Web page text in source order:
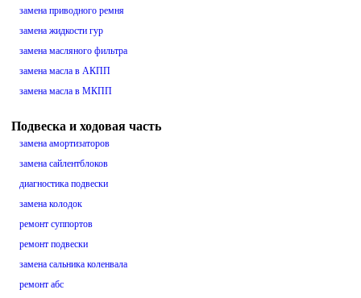
замена приводного ремня
замена жидкости гур
замена масляного фильтра
замена масла в АКПП
замена масла в МКПП
Подвеска и ходовая часть
замена амортизаторов
замена сайлентблоков
диагностика подвески
замена колодок
ремонт суппортов
ремонт подвески
замена сальника коленвала
ремонт абс